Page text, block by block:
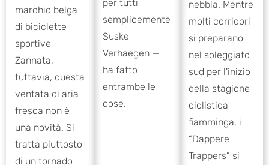
marchio belga
di biciclette
sportive
Zannata,
tuttavia, questa
ventata di aria
fresca non è
una novità. Si
tratta piuttosto
di un tornado
per tutti
semplicemente
Suske
Verhaegen —
ha fatto
entrambe le
cose.
nebbia. Mentre
molti corridori
si preparano
nel soleggiato
sud per l'inizio
della stagione
ciclistica
fiamminga, i
“Dappere
Trappers” si